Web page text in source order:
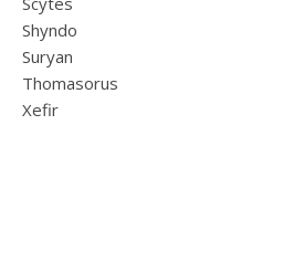
Shyndo
Suryan
Thomasorus
Xefir